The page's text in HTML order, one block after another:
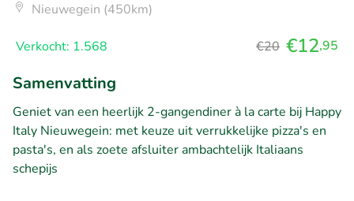
Nieuwegein (450km)
Verkocht: 1.568 €20 €12,95
Samenvatting
Geniet van een heerlijk 2-gangendiner à la carte bij Happy
Italy Nieuwegein: met keuze uit verrukkelijke pizza's en
pasta's, en als zoete afsluiter ambachtelijk Italiaans
schepijs